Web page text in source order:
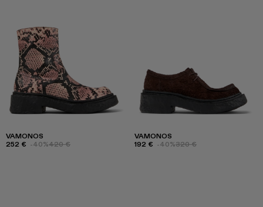
VAMONOS
252 € -40%420 €
VAMONOS
192 € -40%320 €